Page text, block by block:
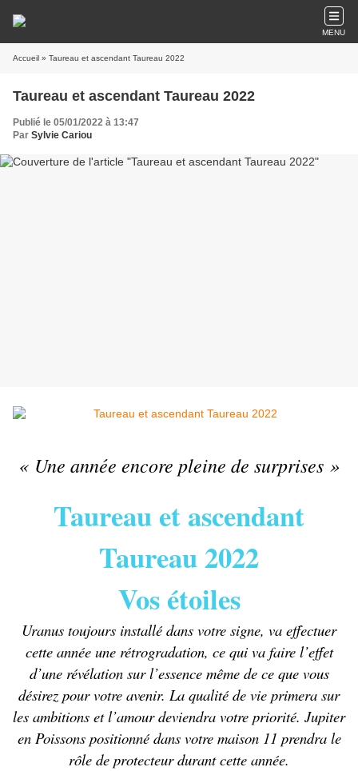
MENU
Accueil » Taureau et ascendant Taureau 2022
Taureau et ascendant Taureau 2022
Publié le 05/01/2022 à 13:47
Par Sylvie Cariou
« Une année encore pleine de surprises »
Taureau et ascendant
Taureau 2022
Vos étoiles
Uranus toujours installé dans votre signe, va effectuer
cette année une rétrogradation, ce qui va faire l’effet
d’une révélation sur l’essence même de ce que vous
désirez pour votre avenir. La qualité de vie primera sur
les ambitions et l’amour deviendra votre priorité. Jupiter
en Poissons positionné dans votre maison 11 prendra le
rôle de protecteur durant cette année.